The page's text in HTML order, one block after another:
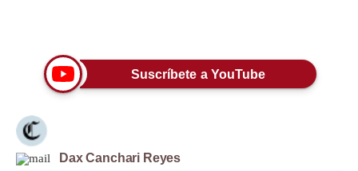
Estilos
EEUU
México
Suscríbete a YouTube
Dax Canchari Reyes